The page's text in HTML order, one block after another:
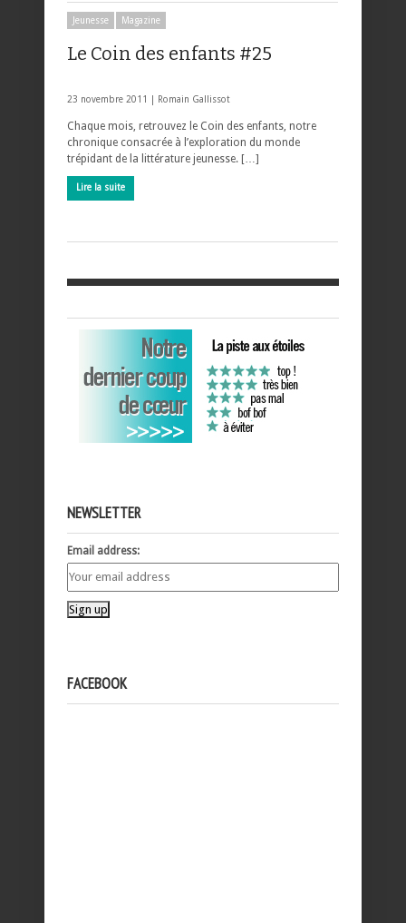
Jeunesse Magazine
Le Coin des enfants #25
23 novembre 2011 | Romain Gallissot
Chaque mois, retrouvez le Coin des enfants, notre
chronique consacrée à l’exploration du monde
trépidant de la littérature jeunesse. […]
Lire la suite
NEWSLETTER
Email address:
FACEBOOK